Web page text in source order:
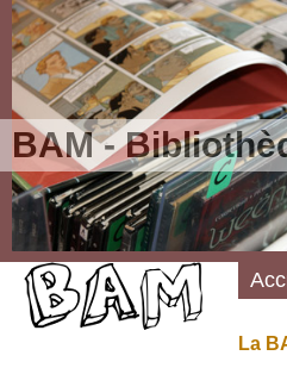
BAM -
La